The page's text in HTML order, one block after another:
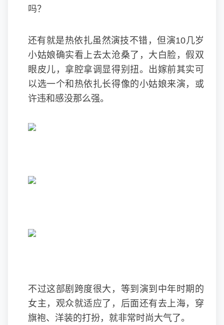
吗？
还有就是热依扎虽然演技不错，但演10几岁
小姑娘确实看上去太沧桑了，大白脸，假双
眼皮儿，拿腔拿调显得别扭。出嫁前其实可
以选一个和热依扎长得像的小姑娘来演，或
许违和感没那么强。
不过这部剧跨度很大，等到演到中年时期的
女主，观众就适应了，后面还有去上海，穿
旗袍、洋装的打扮，就非常时尚大气了。